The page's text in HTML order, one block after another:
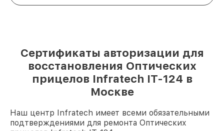
Сертификаты авторизации для
восстановления Оптических
прицелов Infratech IT-124 в
Москве
Наш центр Infratech имеет всеми обязательными
подтверждениями для ремонта Оптических